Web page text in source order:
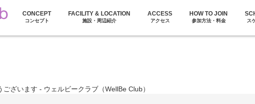
CONCEPT
コンセプト
FACILITY & LOCATION
施設・周辺紹介
ACCESS
アクセス
HOW TO JOIN
参加方法・料金 ス
ざいます - ウェルビークラブ（WellBe Club）